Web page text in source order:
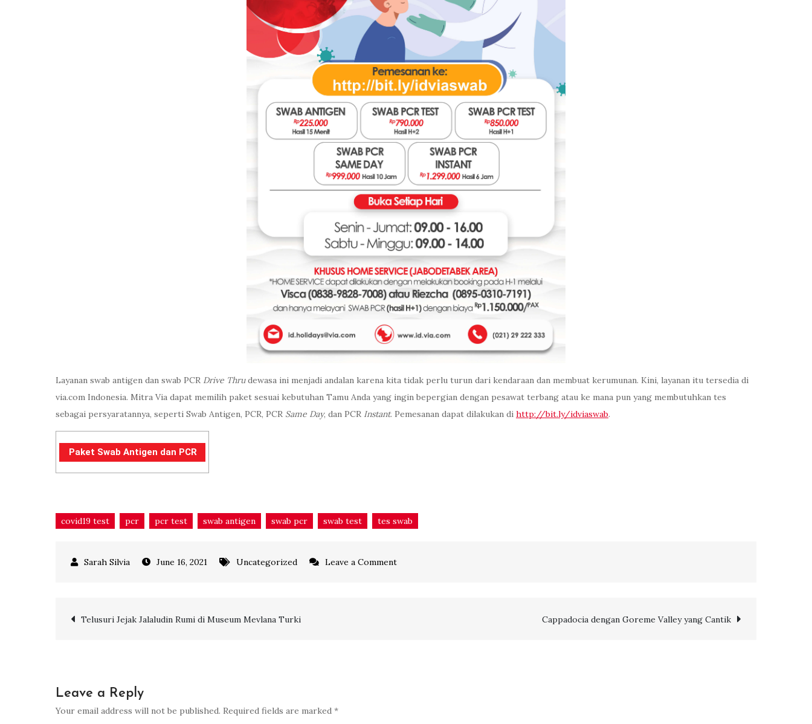
Layanan swab antigen dan swab PCR Drive Thrudewasa ini menjadi andalan karena kita tidak perlu turun dari kendaraan dan membuat kerumunan. Kini, layanan itu tersedia di
via.com Indonesia. Mitra Via dapat memilih paket sesuai kebutuhan Tamu Anda yang ingin bepergian dengan pesawat terbang atau ke mana pun yang membutuhkan tes
sebagai persyaratannya, seperti Swab Antigen, PCR, PCR Same Day, dan PCR Instant. Pemesanan dapat dilakukan di http://bit.ly/idviaswab.
Paket Swab Antigen dan PCR
covid19 test pcr pcr test swab antigen swab pcr swab test tes swab
June 16, 2021 Uncategorized Leave a Commenton
Post
Telusuri Jejak Jalaludin Rumi di Museum Mevlana Turki Cappadocia dengan Goreme Valley yang Cantik
Leave a Reply
Your email address will not be published. Required fields are marked *